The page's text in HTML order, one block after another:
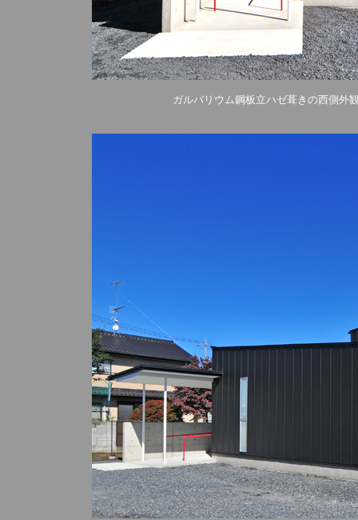
ガルバリウム鋼板立ハゼ葺きの西側外